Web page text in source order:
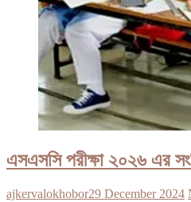
এসএসসি পরীক্ষা ২০২৬ এর
ajkervalokhobor29 December 2024